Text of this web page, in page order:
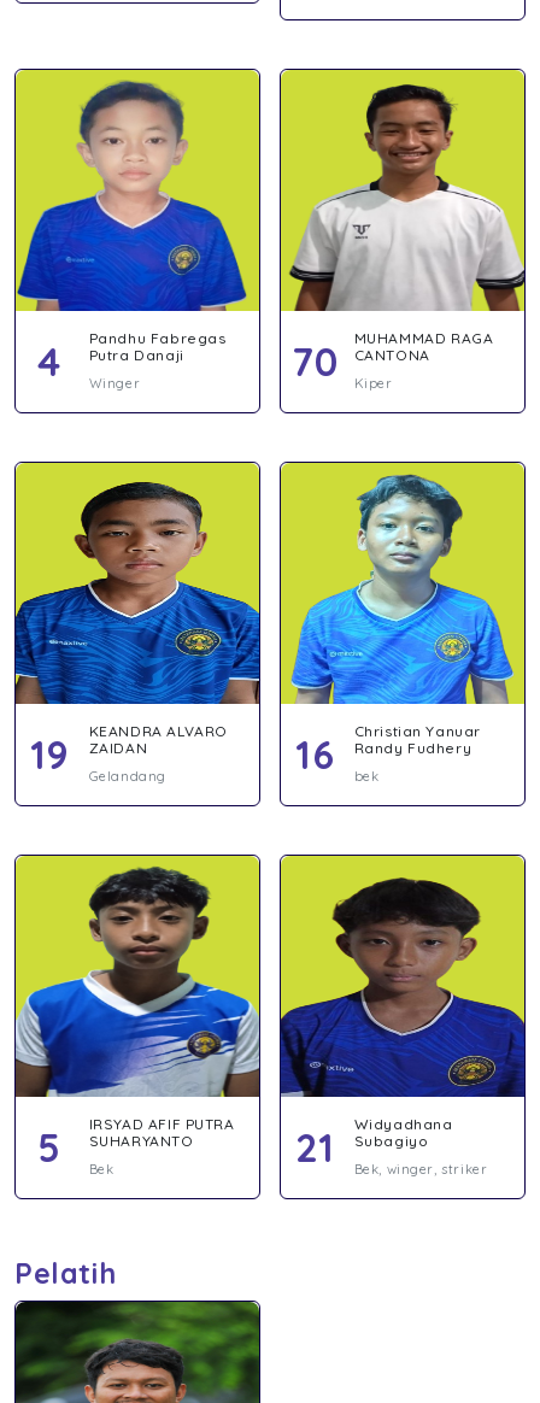
4
Pandhu Fabregas
Putra Danaji
Winger 70
MUHAMMAD RAGA
CANTONA
Kiper
19
KEANDRA ALVARO
ZAIDAN
Gelandang 16
Christian Yanuar
Randy Fudhery
bek
5
IRSYAD AFIF PUTRA
SUHARYANTO
Bek 21
Widyadhana
Subagiyo
Bek, winger, striker
Pelatih